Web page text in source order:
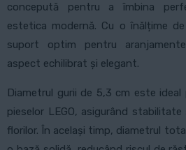
concepută pentru a îmbina
estetica modernă. Cu o înălțime
suport optim pentru
aspect echilibrat și elegant.
Diametrul gurii de 5,3 cm este
pieselor LEGO, asigurând
florilor. În același timp, diametrul